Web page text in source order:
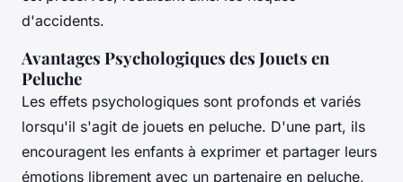
d'accidents.
Avantages Psychologiques des Jouets en
Peluche
Les effets psychologiques sont profonds et variés
lorsqu'il s'agit de jouets en peluche. D'une part, ils
encouragent les enfants à exprimer et partager leurs
émotions librement avec un partenaire en peluche,